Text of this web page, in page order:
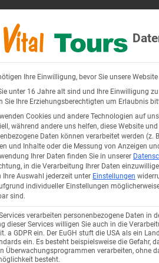
0800 - 228 42 66
Mo.-Fr. 09:00 Uhr-17:00 Uhr
Seereisen
Ihre Einwilligung, bevor Sie unsere
unter 16 Jahre alt sind und Ihre Einwilligung
Sie Ihre Erziehungsberechtigten um Erlaubnis
Cookies und andere Technologien auf
während andere uns helfen, diese Website
Daten können verarbeitet werden (z.
und Inhalte oder die Messung von Anzeigen
Ihrer Daten finden Sie in unserer
in die Verarbeitung Ihrer Daten
Ihre Auswahl jederzeit unter Einstellungen
individueller Einstellungen
sind.
verarbeiten personenbezogene Daten in
dieser Services willigen Sie auch in die
a GDPR ein. Der EuGH stuft die USA als ein
ein. Es besteht beispielsweise die Gefahr,
Überwachungsprogrammen verarbeiten, ohne
besteht.